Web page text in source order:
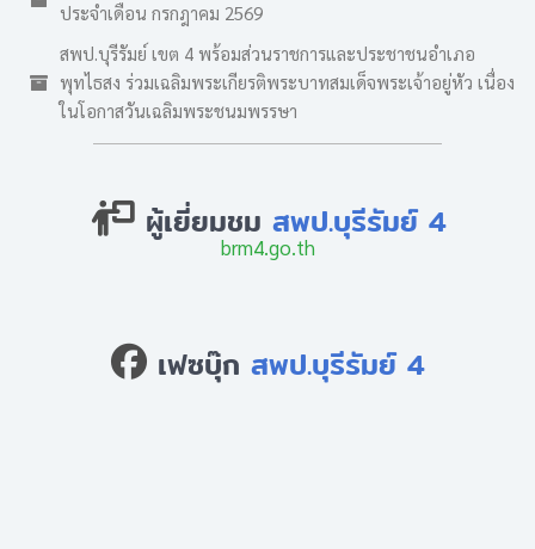
ประจำเดือน กรกฎาคม 2569
สพป.บุรีรัมย์ เขต 4 พร้อมส่วนราชการและประชาชนอำเภอ
พุทไธสง ร่วมเฉลิมพระเกียรติพระบาทสมเด็จพระเจ้าอยู่หัว เนื่อง
ในโอกาสวันเฉลิมพระชนมพรรษา
ผู้เยี่ยมชม สพป.บุรีรัมย์ 4
brm4.go.th
เฟซบุ๊ก สพป.บุรีรัมย์ 4